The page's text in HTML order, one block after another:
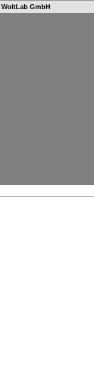
WoltLab GmbH